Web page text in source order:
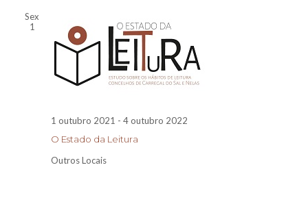
Sex
1
O Estado da Leitura
1 outubro 2021 - 4 outubro 2022
Outros Locais